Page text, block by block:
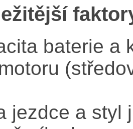
baterie a
jezdce a styl